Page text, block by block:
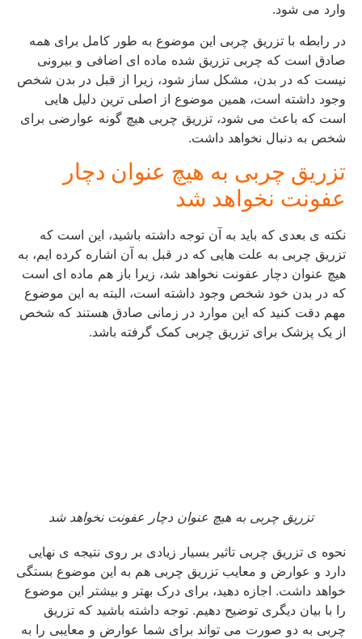
وارد می شود.
در رابطه با تزریق چربی این موضوع به طور کامل برای همه
صادق است که چربی تزریق شده ماده ای اضافی و بیرونی
نیست که در بدن، مشکل ساز شود، زیرا از قبل در بدن شخص
وجود داشته است، همین موضوع از اصلی ترین دلیل هایی
است که باعث می شود، تزریق چربی هیچ گونه عوارضی برای
شخص به دنبال نخواهد داشت.
تزریق چربی به هیچ عنوان دچار
عفونت نخواهد شد
نکته ی بعدی که باید به آن توجه داشته باشید، این است که
تزریق چربی به علت هایی که در قبل به آن اشاره کرده ایم، به
هیچ عنوان دچار عفونت نخواهد شد، زیرا باز هم ماده ای است
که در بدن خود شخص وجود داشته است، البته به این موضوع
مهم دقت کنید که این موارد در زمانی صادق هستند که شخص
از یک پزشک برای تزریق چربی کمک گرفته باشد.
تزریق چربی به هیچ عنوان دچار عفونت نخواهد شد
نحوه ی تزریق چربی تاثیر بسیار زیادی بر روی نتیجه ی نهایی
دارد و عوارض و معایب تزریق چربی هم به این موضوع بستگی
خواهد داشت. اجازه دهید، برای درک بهتر و بیشتر این موضوع
را با بیان دیگری توضیح دهیم. توجه داشته باشید که تزریق
چربی به دو صورت می تواند برای شما عوارض و معایبی را به